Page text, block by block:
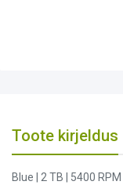
Toote kirjeldus
Blue | 2 TB | 5400